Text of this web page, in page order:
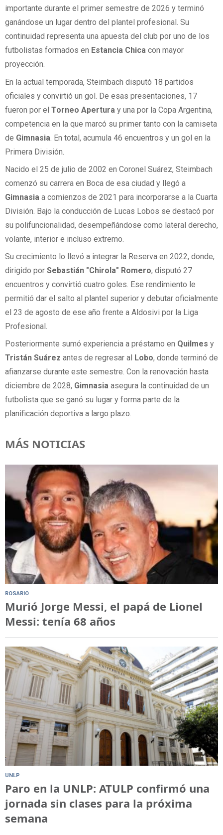
importante durante el primer semestre de 2026 y terminó
ganándose un lugar dentro del plantel profesional. Su
continuidad representa una apuesta del club por uno de los
futbolistas formados en Estancia Chica con mayor
proyección.
En la actual temporada, Steimbach disputó 18 partidos
oficiales y convirtió un gol. De esas presentaciones, 17
fueron por el Torneo Apertura y una por la Copa Argentina,
competencia en la que marcó su primer tanto con la camiseta
de Gimnasia . En total, acumula 46 encuentros y un gol en la
Primera División.
Nacido el 25 de julio de 2002 en Coronel Suárez, Steimbach
comenzó su carrera en Boca de esa ciudad y llegó a
Gimnasia a comienzos de 2021 para incorporarse a la Cuarta
División. Bajo la conducción de Lucas Lobos se destacó por
su polifuncionalidad, desempeñándose como lateral derecho,
volante, interior e incluso extremo.
Su crecimiento lo llevó a integrar la Reserva en 2022, donde,
dirigido por Sebastián "Chirola" Romero, disputó 27
encuentros y convirtió cuatro goles. Ese rendimiento le
permitió dar el salto al plantel superior y debutar oficialmente
el 23 de agosto de ese año frente a Aldosivi por la Liga
Profesional.
Posteriormente sumó experiencia a préstamo en Quilmes y
Tristán Suárez antes de regresar al Lobo, donde terminó de
afianzarse durante este semestre. Con la renovación hasta
diciembre de 2028, Gimnasia asegura la continuidad de un
futbolista que se ganó su lugar y forma parte de la
planificación deportiva a largo plazo.
MÁS NOTICIAS
ROSARIO
Murió Jorge Messi, el papá de Lionel
Messi: tenía 68 años
UNLP
Paro en la UNLP: ATULP confirmó una
jornada sin clases para la próxima
semana